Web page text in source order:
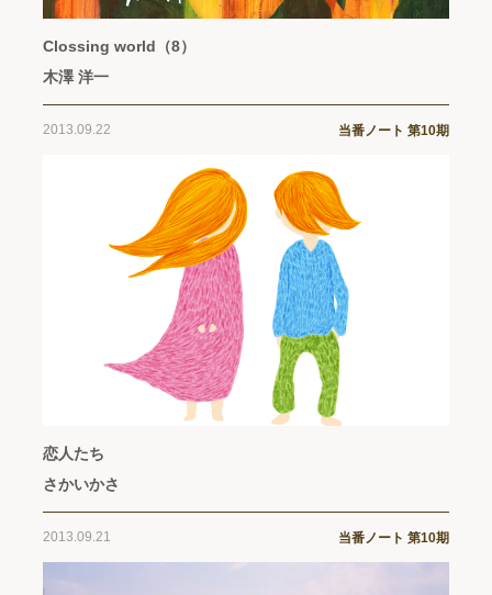
Clossing world（8）
木澤 洋一
2013.09.22 当番ノート 第10期
恋人たち
さかいかさ
2013.09.21 当番ノート 第10期